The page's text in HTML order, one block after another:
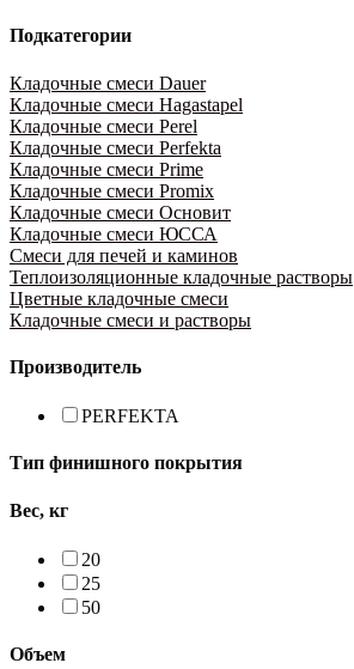
Подкатегории
Кладочные смеси Dauer
Кладочные смеси Hagastapel
Кладочные смеси Perel
Кладочные смеси Perfekta
Кладочные смеси Prime
Кладочные смеси Promix
Кладочные смеси Основит
Кладочные смеси ЮССА
Смеси для печей и каминов
Теплоизоляционные кладочные растворы
Цветные кладочные смеси
Кладочные смеси и растворы
Производитель
PERFEKTA
Тип финишного покрытия
Вес, кг
20
25
50
Объем